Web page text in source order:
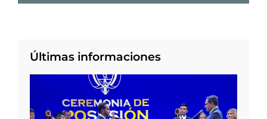
Últimas informaciones